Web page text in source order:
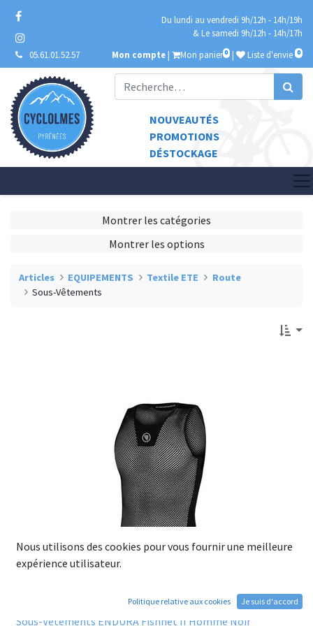
Du lundi au vendredi 9h/12h - 14h/19h
& Le samedi 9h/12h - 14h/17h
05.61.01.52.57
Mon compte | Mon panier 0 | Liste d'envie 0
NOUVEAUTÉS
PROMOTIONS
DÉSTOCKAGE
Montrer les catégories
Montrer les options
Articles EQUIPEMENTS Textile ETE
Route
Sous-Vêtements
Sous-Vêtements ENDURA Fishnet II Homme Noir
Nous utilisons des cookies pour vous fournir une meilleure
expérience utilisateur.
Politique relative aux cookies Je suis d'accord